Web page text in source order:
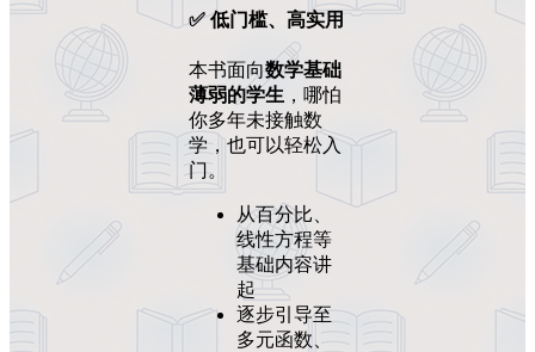
✅低门槛、高实用
本书面向数学基础
薄弱的学生 ，哪怕
你多年未接触数
学，也可以轻松入
门。
从百分比、
线性方程等
基础内容讲
起
逐步引导至
多元函数、